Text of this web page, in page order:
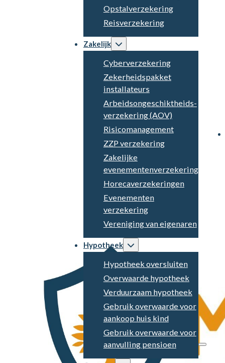
Opstalverzekering
Reisverzekering
Zakelijk
Cyberverzekering
Zekerheidspakket
installateurs
Arbeidsongeschiktheids­
verzekering (AOV)
Risicomanagement
ZZP verzekering
Zakelijke
evenementenverzekering
Horecaverzekeringen
Evenementen
verzekering
Vereniging van eigenaren
Hypotheek
Hypotheek oversluiten
Overwaarde hypotheek
Verduurzaam hypotheek
Gebruik overwaarde voor
aankoop huis kind
Gebruik overwaarde voor
aanvulling pensioen